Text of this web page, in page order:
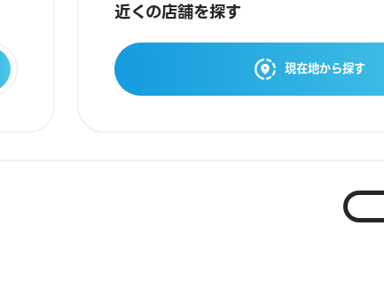
近くの店舗を探す
現在地から探す